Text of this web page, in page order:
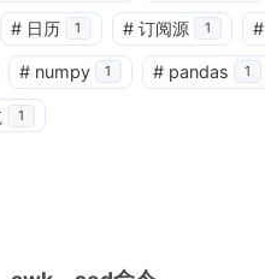
# 日历 1 # 订阅源 1 #
# numpy 1 # pandas 1
1